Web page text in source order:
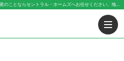
閲覧した物件の一覧 | 横須賀市、三浦市の不動産のことならセントラル・ホームズへお任せください。地域に根付いて30年以上。お部屋探し～一戸建てや土地・マンション等の購入・売却まで一貫してご相談可能です。ぜひお気軽にご相談ください